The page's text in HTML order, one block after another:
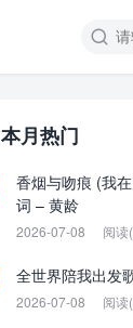

本月热门
香烟与吻痕 (我
词 – 黄龄
2026-07-08 阅读
全世界陪我出发
2026-07-08 阅读